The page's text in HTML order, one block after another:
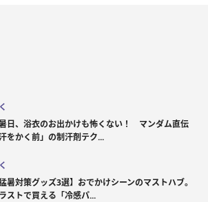
日、浴衣のお出かけも怖くない！ マンダム直伝
汗をかく前」の制汗剤テク...
猛暑対策グッズ3選】おでかけシーンのマストハブ。
ストで買える「冷感パ...